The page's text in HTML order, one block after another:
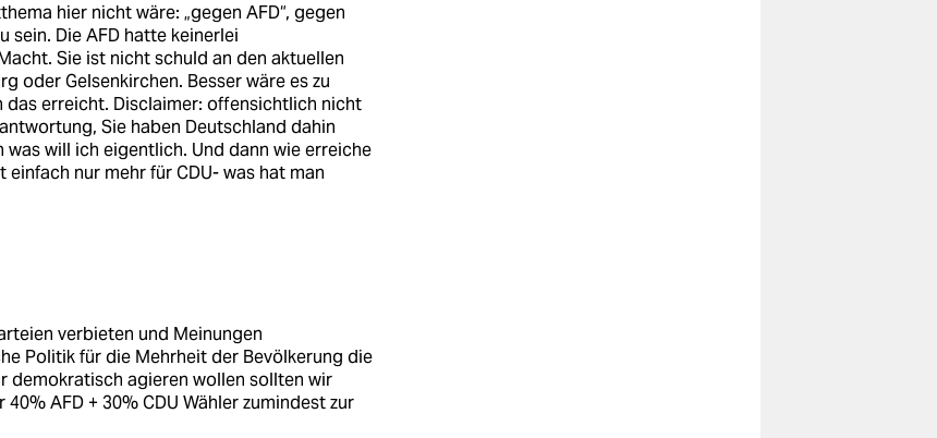
hier nicht wäre: „gegen AFD“, gegen
sein. Die AFD hatte keinerlei
Sie ist nicht schuld an den aktuellen
oder Gelsenkirchen. Besser wäre es zu
erreicht. Disclaimer: offensichtlich nicht
Sie haben Deutschland dahin
will ich eigentlich. Und dann wie erreiche
nur mehr für CDU- was hat man
verbieten und Meinungen
Politik für die Mehrheit der Bevölkerung die
demokratisch agieren wollen sollten wir
AFD + 30% CDU Wähler zumindest zur